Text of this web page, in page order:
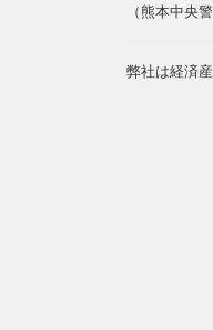
（熊本中央
弊社は経済